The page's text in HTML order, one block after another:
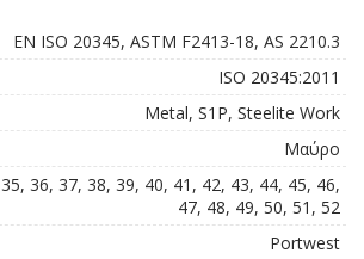
EN ISO 20345, ASTM F2413-18, AS 2210.3
ISO 20345:2011
Metal, S1P, Steelite Work
Μαύρο
35, 36, 37, 38, 39, 40, 41, 42, 43, 44, 45, 46,
47, 48, 49, 50, 51, 52
Portwest